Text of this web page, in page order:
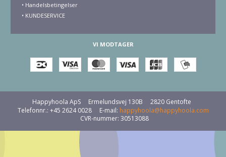
• Handelsbetingelser
• KUNDESERVICE
VI MODTAGER
Happyhoola ApS Ermelundsvej 130B
2820 Gentofte
Telefonnr.: +45 2624 0028 E-mail: happyhoola@happyhoola.com
CVR-nummer: 30513088